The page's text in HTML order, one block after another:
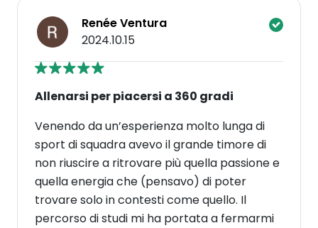
Renée Ventura
2024.10.15
Allenarsi per piacersi a 360 gradi
Venendo da un’esperienza molto lunga di
sport di squadra avevo il grande timore di
non riuscire a ritrovare più quella passione e
quella energia che (pensavo) di poter
trovare solo in contesti come quello. Il
percorso di studi mi ha portata a fermarmi